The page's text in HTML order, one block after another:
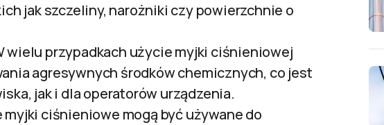
jak szczeliny, narożniki czy powierzchnie o
wielu przypadkach użycie myjki ciśnieniowej
agresywnych środków chemicznych, co jest
jak i dla operatorów urządzenia.
myjki ciśnieniowe mogą być używane do